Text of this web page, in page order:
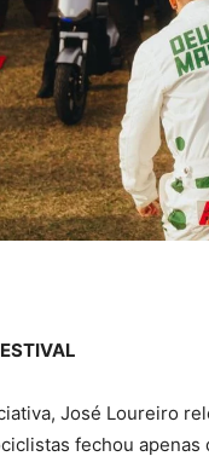
José Loureiro
fechou